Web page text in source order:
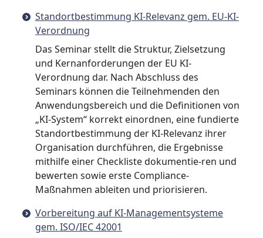
Standortbestimmung KI-Relevanz gem. EU-KI-
Verordnung
Das Seminar stellt die Struktur, Zielsetzung
und Kernanforderungen der EU KI-
Verordnung dar. Nach Abschluss des
Seminars können die Teilnehmenden den
Anwendungsbereich und die Definitionen von
„KI-System“ korrekt einordnen, eine fundierte
Standortbestimmung der KI-Relevanz ihrer
Organisation durchführen, die Ergebnisse
mithilfe einer Checkliste dokumentie-ren und
bewerten sowie erste Compliance-
Maßnahmen ableiten und priorisieren.
Vorbereitung auf KI-Managementsysteme
gem. ISO/IEC 42001